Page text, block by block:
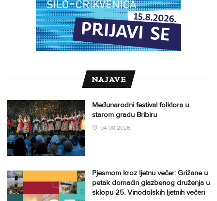
NAJAVE
Međunarodni festival folklora u
starom gradu Bribiru
04.08.2026
Pjesmom kroz ljetnu večer: Grižane u
petak domaćin glazbenog druženja u
sklopu 25. Vinodolskih ljetnih večeri